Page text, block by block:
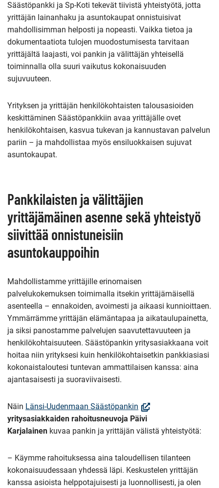
Säästöpankki ja Sp-Koti tekevät tiivistä yhteistyötä, jotta
yrittäjän lainanhaku ja asuntokaupat onnistuisivat
mahdollisimman helposti ja nopeasti. Vaikka tietoa ja
dokumentaatiota tulojen muodostumisesta tarvitaan
yrittäjältä laajasti, voi pankin ja välittäjän yhteisellä
toiminnalla olla suuri vaikutus kokonaisuuden
sujuvuuteen.
Yrityksen ja yrittäjän henkilökohtaisten talousasioiden
keskittäminen Säästöpankkiin avaa yrittäjälle ovet
henkilökohtaisen, kasvua tukevan ja kannustavan palvelun
pariin – ja mahdollistaa myös ensiluokkaisen sujuvat
asuntokaupat.
Pankkilaisten ja välittäjien
yrittäjämäinen asenne sekä yhteistyö
siivittää onnistuneisiin
asuntokauppoihin
Mahdollistamme yrittäjille erinomaisen
palvelukokemuksen toimimalla itsekin yrittäjämäisellä
asenteella – ennakoiden, avoimesti ja aikaasi kunnioittaen.
Ymmärrämme yrittäjän elämäntapaa ja aikataulupainetta,
ja siksi panostamme palvelujen saavutettavuuteen ja
henkilökohtaisuuteen. Säästöpankin yritysasiakkaana voit
hoitaa niin yrityksesi kuin henkilökohtaisetkin pankkiasiasi
kokonaistaloutesi tuntevan ammattilaisen kanssa: aina
ajantasaisesti ja suoraviivaisesti.
Näin Länsi-Uudenmaan Säästöpankin (Avautuu
uuteen
ikkunaan,
toiseen
palveluun)
yritysasiakkaiden rahoitusneuvoja Päivi
Karjalainen kuvaa pankin ja yrittäjän välistä yhteistyötä:
– Käymme rahoituksessa aina taloudellisen tilanteen
kokonaisuudessaan yhdessä läpi. Keskustelen yrittäjän
kanssa asioista helppotajuisesti ja luonnollisesti, ja olen